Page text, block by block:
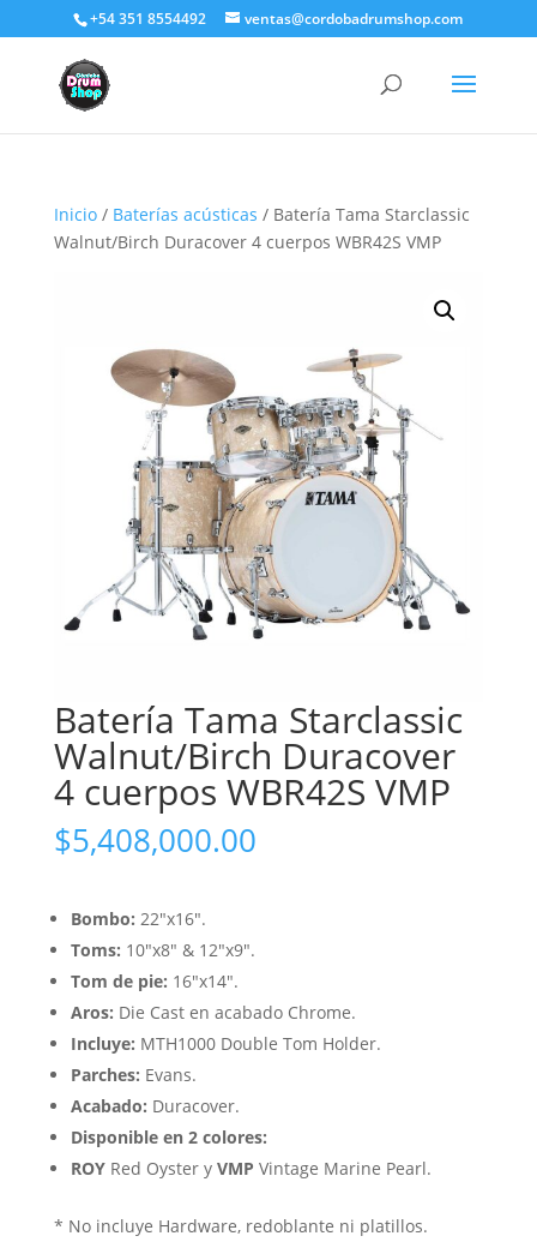
+54 351 8554492 ventas@cordobadrumshop.com
Inicio/ Baterías acústicas / Batería Tama Starclassic
Walnut/Birch Duracover 4 cuerpos WBR42S VMP
Batería Tama Starclassic
Walnut/Birch Duracover
4 cuerpos WBR42S VMP
$5,408,000.00
Bombo: 22″x16″.
Toms: 10″x8″ & 12″x9″.
Tom de pie: 16″x14″.
Aros: Die Cast en acabado Chrome.
Incluye: MTH1000 Double Tom Holder.
Parches: Evans.
Acabado: Duracover.
Disponible en 2 colores:
ROY Red Oyster y VMP Vintage Marine Pearl.
* No incluye Hardware, redoblante ni platillos.